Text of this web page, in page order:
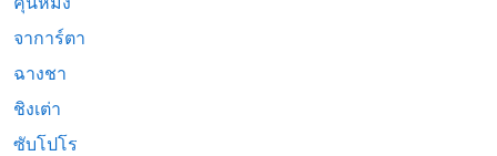
จาการ์ตา
ฉางชา
ชิงเต่า
ซับโปโร